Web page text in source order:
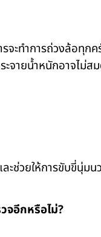
จะทำการถ่วงล้อทุกค
ะจายน้ำหนักอาจไม่
ะช่วยให้การขับขี่นุ่มน
จอีกหรือไม่?